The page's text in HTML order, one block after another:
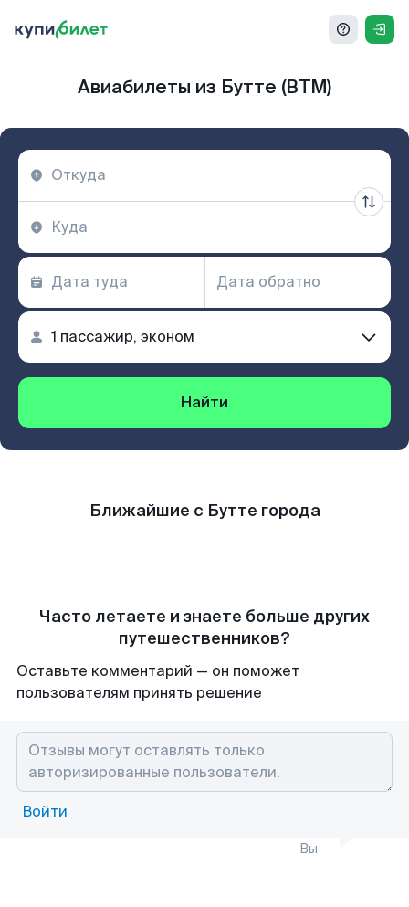
Авиабилеты из Бутте (BTM)
Найти
Ближайшие с Бутте города
Часто летаете и знаете больше других
путешественников?
Оставьте комментарий — он поможет
пользователям принять решение
Войти
Вы